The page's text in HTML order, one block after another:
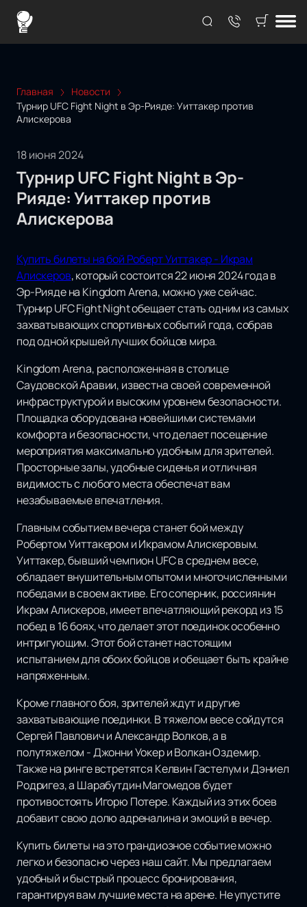
Главная
Новости
Турнир UFC Fight Night в Эр-Рияде: Уиттакер против
Алискерова
18 июня 2024
Турнир UFC Fight Night в Эр-
Рияде: Уиттакер против
Алискерова
Купить билеты на бой Роберт Уиттакер - Икрам
Алискеров, который состоится 22 июня 2024 года в
Эр-Рияде на Kingdom Arena, можно уже сейчас.
Турнир UFC Fight Night обещает стать одним из самых
захватывающих спортивных событий года, собрав
под одной крышей лучших бойцов мира.
Kingdom Arena, расположенная в столице
Саудовской Аравии, известна своей современной
инфраструктурой и высоким уровнем безопасности.
Площадка оборудована новейшими системами
комфорта и безопасности, что делает посещение
мероприятия максимально удобным для зрителей.
Просторные залы, удобные сиденья и отличная
видимость с любого места обеспечат вам
незабываемые впечатления.
Главным событием вечера станет бой между
Робертом Уиттакером и Икрамом Алискеровым.
Уиттакер, бывший чемпион UFC в среднем весе,
обладает внушительным опытом и многочисленными
победами в своем активе. Его соперник, россиянин
Икрам Алискеров, имеет впечатляющий рекорд из 15
побед в 16 боях, что делает этот поединок особенно
интригующим. Этот бой станет настоящим
испытанием для обоих бойцов и обещает быть крайне
напряженным.
Кроме главного боя, зрителей ждут и другие
захватывающие поединки. В тяжелом весе сойдутся
Сергей Павлович и Александр Волков, а в
полутяжелом - Джонни Уокер и Волкан Оздемир.
Также на ринге встретятся Келвин Гастелум и Дэниел
Родригез, а Шарабутдин Магомедов будет
противостоять Игорю Потере. Каждый из этих боев
добавит свою долю адреналина и эмоций в вечер.
Купить билеты на это грандиозное событие можно
легко и безопасно через наш сайт. Мы предлагаем
удобный и быстрый процесс бронирования,
гарантируя вам лучшие места на арене. Не упустите